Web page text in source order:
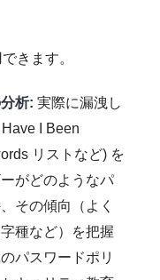
きます。
析: 実際に漏洩し
I Been
リストなど) を
がどのようなパ
その傾向（よく
種など）を把握
パスワードポリ